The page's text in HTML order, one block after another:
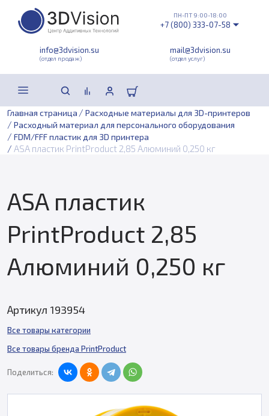
info@3dvision.su
(отдел продаж)
mail@3dvision.su
(отдел услуг)
ПН-ПТ 9:00-18:00
+7 (800) 333-07-58
Главная страница / Расходные материалы для 3D-принтеров
/ Расходный материал для персонального оборудования
/ FDM/FFF пластик для 3D принтера
/ ASA пластик PrintProduct 2,85 Алюминий 0,250 кг
ASA пластик
PrintProduct 2,85
Алюминий 0,250 кг
Артикул 193954
Все товары категории
Все товары бренда PrintProduct
Поделиться: